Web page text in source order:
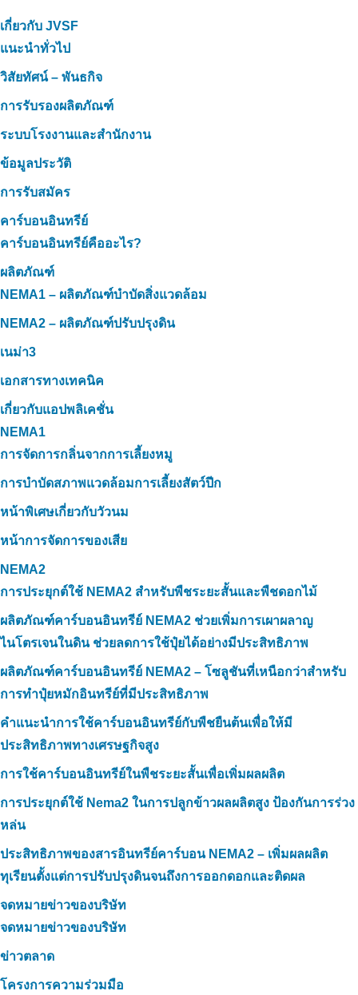
เกี่ยวกับ JVSF
แนะนำทั่วไป
วิสัยทัศน์ – พันธกิจ
การรับรองผลิตภัณฑ์
ระบบโรงงานและสำนักงาน
ข้อมูลประวัติ
การรับสมัคร
คาร์บอนอินทรีย์
คาร์บอนอินทรีย์คืออะไร?
ผลิตภัณฑ์
NEMA1 – ผลิตภัณฑ์บำบัดสิ่งแวดล้อม
NEMA2 – ผลิตภัณฑ์ปรับปรุงดิน
เนม่า3
เอกสารทางเทคนิค
เกี่ยวกับแอปพลิเคชั่น
NEMA1
การจัดการกลิ่นจากการเลี้ยงหมู
การบำบัดสภาพแวดล้อมการเลี้ยงสัตว์ปีก
หน้าพิเศษเกี่ยวกับวัวนม
หน้าการจัดการของเสีย
NEMA2
การประยุกต์ใช้ NEMA2 สำหรับพืชระยะสั้นและพืชดอกไม้
ผลิตภัณฑ์คาร์บอนอินทรีย์ NEMA2 ช่วยเพิ่มการเผาผลาญ
ไนโตรเจนในดิน ช่วยลดการใช้ปุ๋ยได้อย่างมีประสิทธิภาพ
ผลิตภัณฑ์คาร์บอนอินทรีย์ NEMA2 – โซลูชันที่เหนือกว่าสำหรับ
การทำปุ๋ยหมักอินทรีย์ที่มีประสิทธิภาพ
คำแนะนำการใช้คาร์บอนอินทรีย์กับพืชยืนต้นเพื่อให้มี
ประสิทธิภาพทางเศรษฐกิจสูง
การใช้คาร์บอนอินทรีย์ในพืชระยะสั้นเพื่อเพิ่มผลผลิต
การประยุกต์ใช้ Nema2 ในการปลูกข้าวผลผลิตสูง ป้องกันการร่วง
หล่น
ประสิทธิภาพของสารอินทรีย์คาร์บอน NEMA2 – เพิ่มผลผลิต
ทุเรียนตั้งแต่การปรับปรุงดินจนถึงการออกดอกและติดผล
จดหมายข่าวของบริษัท
จดหมายข่าวของบริษัท
ข่าวตลาด
โครงการความร่วมมือ